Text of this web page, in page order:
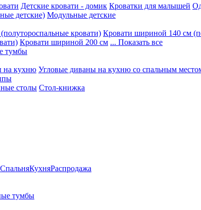
Детские кровати - домик Кроватки для малышей
детские) Модульные детские
кровати) Кровати шириной 140 см
Кровати шириной 200 см ... Показать все
тумбы
на кухню Угловые диваны на кухню со спальным
столы Стол-книжка
СпальняКухняРаспродажа
тумбы